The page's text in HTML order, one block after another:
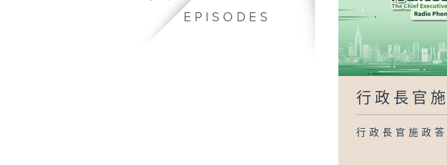
EPISODES
行政長官
行政長官施政答